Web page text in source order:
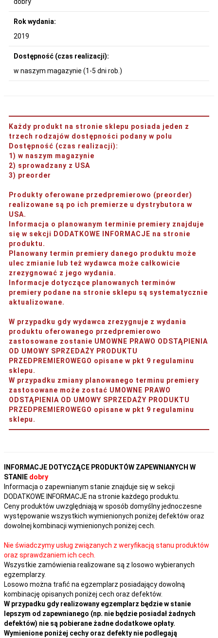
Rok wydania:
2019
Dostępność (czas realizacji):
w naszym magazynie (1-5 dni rob.)
Każdy produkt na stronie sklepu posiada jeden z
trzech rodzajów dostępności podany w polu
Dostępność (czas realizacji):
1) w naszym magazynie
2) sprowadzany z USA
3) preorder
Produkty oferowane przedpremierowo (preorder)
realizowane są po ich premierze u dystrybutora w
USA.
Informacja o planowanym terminie premiery znajduje
się w sekcji DODATKOWE INFORMACJE na stronie
produktu.
Planowany termin premiery danego produktu może
ulec zmianie lub też wydawca może całkowicie
zrezygnować z jego wydania.
Informacje dotyczące planowanych terminów
premiery podane na stronie sklepu są systematycznie
aktualizowane.
W przypadku gdy wydawca zrezygnuje z wydania
produktu oferowanego przedpremierowo
zastosowane zostanie UMOWNE PRAWO ODSTĄPIENIA
OD UMOWY SPRZEDAŻY PRODUKTU
PRZEDPREMIEROWEGO opisane w pkt 9 regulaminu
sklepu.
W przypadku zmiany planowanego terminu premiery
zastosowane może zostać UMOWNE PRAWO
ODSTĄPIENIA OD UMOWY SPRZEDAŻY PRODUKTU
PRZEDPREMIEROWEGO opisane w pkt 9 regulaminu
sklepu.
INFORMACJE DOTYCZĄCE PRODUKTÓW ZAPEWNIANYCH W
STANIE dobry
Informacja o zapewnianym stanie znajduje się w sekcji
DODATKOWE INFORMACJE na stronie każdego produktu.
Ceny produktów uwzględniają w sposób domyślny jednoczesne
występowanie wszystkich wymienionych poniżej defektów oraz
dowolnej kombinacji wymienionych poniżej cech.
Nie świadczymy usług związanych z weryfikacją stanu produktów
oraz sprawdzaniem ich cech.
Wszystkie zamówienia realizowane są z losowo wybieranych
egzemplarzy.
Losowo można trafić na egzemplarz posiadający dowolną
kombinację opisanych poniżej cech oraz defektów.
W przypadku gdy realizowany egzemplarz będzie w stanie
lepszym od zapewnianego (np. nie będzie posiadał żadnych
defektów) nie są pobierane żadne dodatkowe opłaty.
Wymienione poniżej cechy oraz defekty nie podlegają